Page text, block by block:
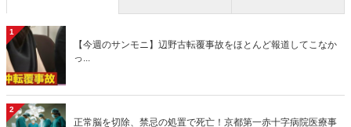
1
【今週のサンモニ】辺野古転覆事故をほとんど報道してこなか
っ...
2
正常脳を切除、禁忌の処置で死亡！京都第一赤十字病院医療事